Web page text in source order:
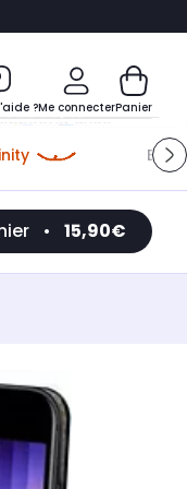
?Me connecter
Créer mon compte
avec
Panier
• 15,90€